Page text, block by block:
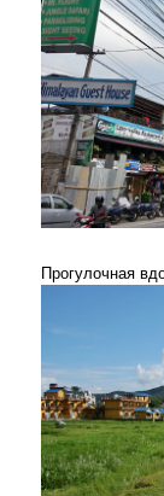
Прогулочная